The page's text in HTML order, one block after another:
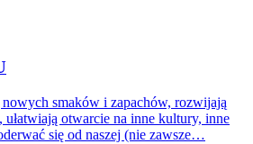
smaków i zapachów, rozwijają
otwarcie na inne kultury, inne
się od naszej (nie zawsze…